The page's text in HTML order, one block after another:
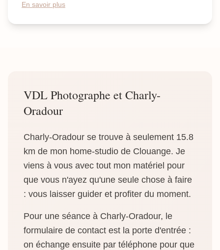
En savoir plus
VDL Photographe et Charly-
Oradour
Charly-Oradour se trouve à seulement 15.8
km de mon home-studio de Clouange. Je
viens à vous avec tout mon matériel pour
que vous n'ayez qu'une seule chose à faire
: vous laisser guider et profiter du moment.
Pour une séance à Charly-Oradour, le
formulaire de contact est la porte d'entrée :
on échange ensuite par téléphone pour que